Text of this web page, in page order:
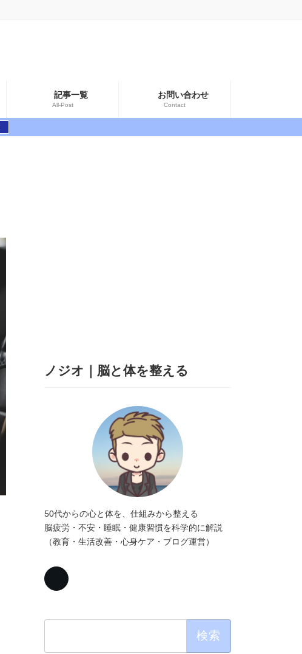
記事一覧
All-Post
お問い合わせ
Contact
ノジオ｜脳と体を整える
50代からの心と体を、仕組みから整える
脳疲労・不安・睡眠・健康習慣を科学的に解説
（教育・生活改善・心身ケア・ブログ運営）